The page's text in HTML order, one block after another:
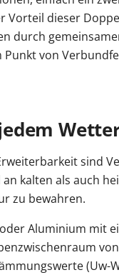
Vorteil dieser
durch
Punkt von
sind
kalten als auch
zu bewahren.
Aluminium mit
(Uw-